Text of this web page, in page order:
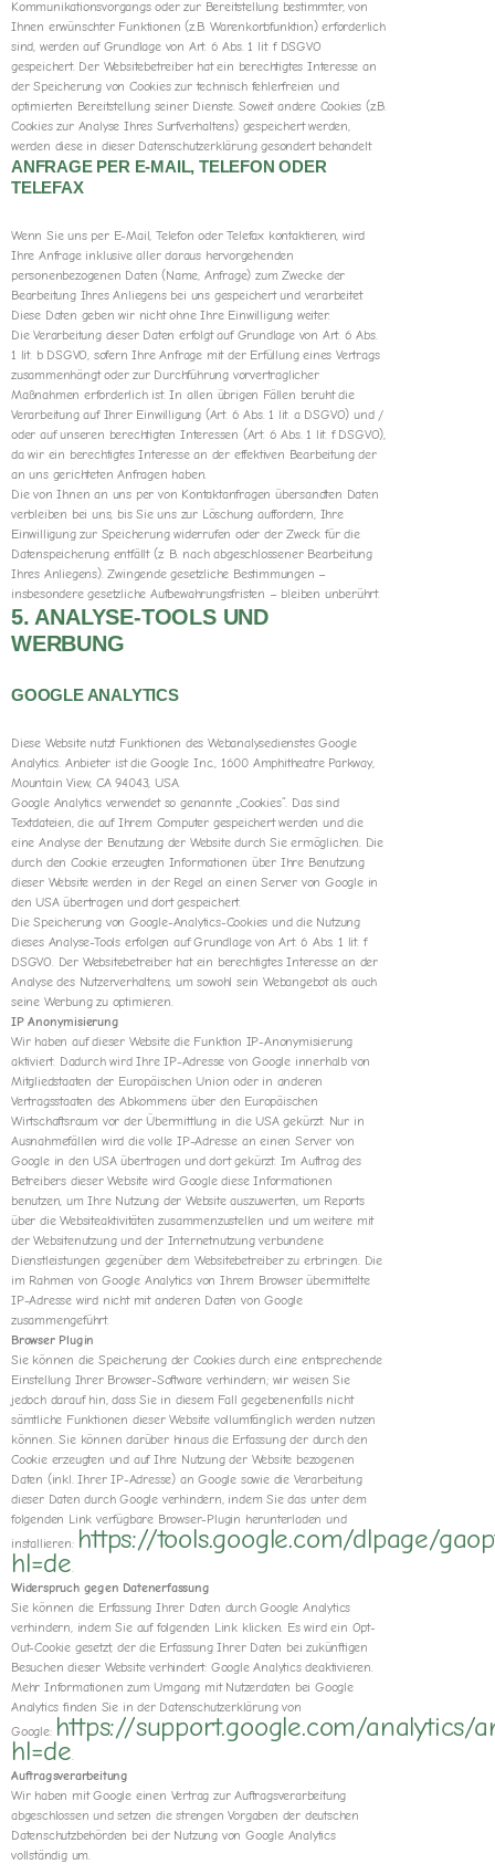
Kommunikationsvorgangs oder zur Bereitstellung bestimmter, von
Ihnen erwünschter Funktionen (z.B. Warenkorbfunktion) erforderlich
sind, werden auf Grundlage von Art. 6 Abs. 1 lit. f DSGVO
gespeichert. Der Websitebetreiber hat ein berechtigtes Interesse an
der Speicherung von Cookies zur technisch fehlerfreien und
optimierten Bereitstellung seiner Dienste. Soweit andere Cookies (z.B.
Cookies zur Analyse Ihres Surfverhaltens) gespeichert werden,
werden diese in dieser Datenschutzerklärung gesondert behandelt.
ANFRAGE PER E-MAIL, TELEFON ODER
TELEFAX
Wenn Sie uns per E-Mail, Telefon oder Telefax kontaktieren, wird
Ihre Anfrage inklusive aller daraus hervorgehenden
personenbezogenen Daten (Name, Anfrage) zum Zwecke der
Bearbeitung Ihres Anliegens bei uns gespeichert und verarbeitet.
Diese Daten geben wir nicht ohne Ihre Einwilligung weiter.
Die Verarbeitung dieser Daten erfolgt auf Grundlage von Art. 6 Abs.
1 lit. b DSGVO, sofern Ihre Anfrage mit der Erfüllung eines Vertrags
zusammenhängt oder zur Durchführung vorvertraglicher
Maßnahmen erforderlich ist. In allen übrigen Fällen beruht die
Verarbeitung auf Ihrer Einwilligung (Art. 6 Abs. 1 lit. a DSGVO) und /
oder auf unseren berechtigten Interessen (Art. 6 Abs. 1 lit. f DSGVO),
da wir ein berechtigtes Interesse an der effektiven Bearbeitung der
an uns gerichteten Anfragen haben.
Die von Ihnen an uns per von Kontaktanfragen übersandten Daten
verbleiben bei uns, bis Sie uns zur Löschung auffordern, Ihre
Einwilligung zur Speicherung widerrufen oder der Zweck für die
Datenspeicherung entfällt (z. B. nach abgeschlossener Bearbeitung
Ihres Anliegens). Zwingende gesetzliche Bestimmungen –
insbesondere gesetzliche Aufbewahrungsfristen – bleiben unberührt.
5. ANALYSE-TOOLS UND
WERBUNG
GOOGLE ANALYTICS
Diese Website nutzt Funktionen des Webanalysedienstes Google
Analytics. Anbieter ist die Google Inc., 1600 Amphitheatre Parkway,
Mountain View, CA 94043, USA.
Google Analytics verwendet so genannte „Cookies“. Das sind
Textdateien, die auf Ihrem Computer gespeichert werden und die
eine Analyse der Benutzung der Website durch Sie ermöglichen. Die
durch den Cookie erzeugten Informationen über Ihre Benutzung
dieser Website werden in der Regel an einen Server von Google in
den USA übertragen und dort gespeichert.
Die Speicherung von Google-Analytics-Cookies und die Nutzung
dieses Analyse-Tools erfolgen auf Grundlage von Art. 6 Abs. 1 lit. f
DSGVO. Der Websitebetreiber hat ein berechtigtes Interesse an der
Analyse des Nutzerverhaltens, um sowohl sein Webangebot als auch
seine Werbung zu optimieren.
IP Anonymisierung
Wir haben auf dieser Website die Funktion IP-Anonymisierung
aktiviert. Dadurch wird Ihre IP-Adresse von Google innerhalb von
Mitgliedstaaten der Europäischen Union oder in anderen
Vertragsstaaten des Abkommens über den Europäischen
Wirtschaftsraum vor der Übermittlung in die USA gekürzt. Nur in
Ausnahmefällen wird die volle IP-Adresse an einen Server von
Google in den USA übertragen und dort gekürzt. Im Auftrag des
Betreibers dieser Website wird Google diese Informationen
benutzen, um Ihre Nutzung der Website auszuwerten, um Reports
über die Websiteaktivitäten zusammenzustellen und um weitere mit
der Websitenutzung und der Internetnutzung verbundene
Dienstleistungen gegenüber dem Websitebetreiber zu erbringen. Die
im Rahmen von Google Analytics von Ihrem Browser übermittelte
IP-Adresse wird nicht mit anderen Daten von Google
zusammengeführt.
Browser Plugin
Sie können die Speicherung der Cookies durch eine entsprechende
Einstellung Ihrer Browser-Software verhindern; wir weisen Sie
jedoch darauf hin, dass Sie in diesem Fall gegebenenfalls nicht
sämtliche Funktionen dieser Website vollumfänglich werden nutzen
können. Sie können darüber hinaus die Erfassung der durch den
Cookie erzeugten und auf Ihre Nutzung der Website bezogenen
Daten (inkl. Ihrer IP-Adresse) an Google sowie die Verarbeitung
dieser Daten durch Google verhindern, indem Sie das unter dem
folgenden Link verfügbare Browser-Plugin herunterladen und
installieren: https://tools.google.com/dlpage/
hl=de.
Widerspruch gegen Datenerfassung
Sie können die Erfassung Ihrer Daten durch Google Analytics
verhindern, indem Sie auf folgenden Link klicken. Es wird ein Opt-
Out-Cookie gesetzt, der die Erfassung Ihrer Daten bei zukünftigen
Besuchen dieser Website verhindert: Google Analytics deaktivieren.
Mehr Informationen zum Umgang mit Nutzerdaten bei Google
Analytics finden Sie in der Datenschutzerklärung von
Google: https://support.google.com/analytics/
hl=de.
Auftragsverarbeitung
Wir haben mit Google einen Vertrag zur Auftragsverarbeitung
abgeschlossen und setzen die strengen Vorgaben der deutschen
Datenschutzbehörden bei der Nutzung von Google Analytics
vollständig um.